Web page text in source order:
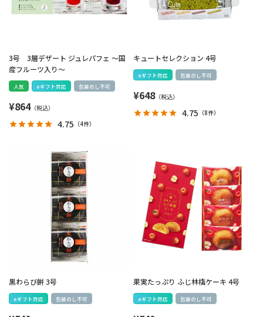
3号 3層デザート ジュレパフェ ～国
産フルーツ入り～
人気 eギフト対応 包装のし不可
¥864
4.75 （4件）
キュートセレクション 4号
eギフト対応 包装のし不可
¥648
4.75 （8件）
黒わらび餅 3号
eギフト対応 包装のし不可
果実たっぷり ふじ林檎ケーキ 4号
eギフト対応 包装のし不可